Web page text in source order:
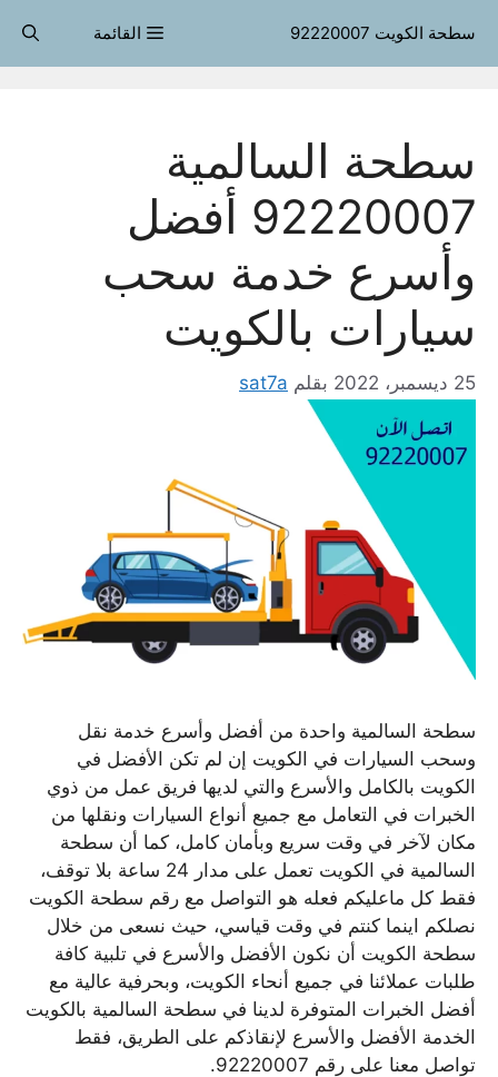
إلى
المحتوى
سطحة الكويت 92220007 القائمة
سطحة السالمية
92220007 أفضل
وأسرع خدمة سحب
سيارات بالكويت
25 ديسمبر، 2022 بقلم sat7a
سطحة السالمية واحدة من أفضل وأسرع خدمة نقل
وسحب السيارات في الكويت إن لم تكن الأفضل في
الكويت بالكامل والأسرع والتي لديها فريق عمل من ذوي
الخبرات في التعامل مع جميع أنواع السيارات ونقلها من
مكان لآخر في وقت سريع وبأمان كامل، كما أن سطحة
السالمية في الكويت تعمل على مدار 24 ساعة بلا توقف،
فقط كل ماعليكم فعله هو التواصل مع رقم سطحة الكويت
نصلكم اينما كنتم في وقت قياسي، حيث نسعى من خلال
سطحة الكويت أن نكون الأفضل والأسرع في تلبية كافة
طلبات عملائنا في جميع أنحاء الكويت، وبحرفية عالية مع
أفضل الخبرات المتوفرة لدينا في سطحة السالمية بالكويت
الخدمة الأفضل والأسرع لإنقاذكم على الطريق، فقط
تواصل معنا على رقم 92220007.